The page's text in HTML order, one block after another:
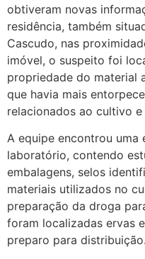
obtiveram novas
residência, também
Cascudo, nas
imóvel, o suspeito foi
propriedade do material
que havia mais
relacionados ao cultivo
A equipe encontrou uma
laboratório, contendo
embalagens, selos
materiais utilizados no
preparação da droga
foram localizadas ervas
preparo para distribuição.